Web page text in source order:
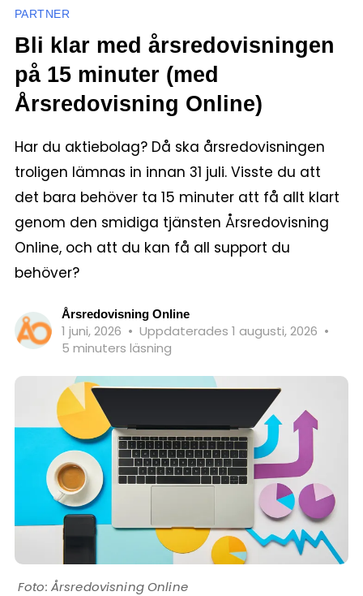
PARTNER
Bli klar med årsredovisningen
på 15 minuter (med
Årsredovisning Online)
Har du aktiebolag? Då ska årsredovisningen
troligen lämnas in innan 31 juli. Visste du att
det bara behöver ta 15 minuter att få allt klart
genom den smidiga tjänsten Årsredovisning
Online, och att du kan få all support du
behöver?
Årsredovisning Online
1 juni, 2026 • Uppdaterades 1 augusti, 2026 •
5 minuters läsning
Årsredovisning Online